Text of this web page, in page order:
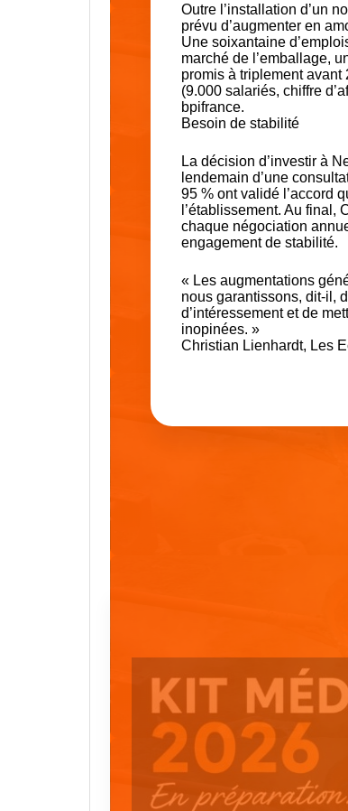
Outre l’installation d’un
prévu d’augmenter en
Une soixantaine
marché de l’emballage,
promis à triplement avant
(9.000 salariés, chiffre
bpifrance.
Besoin de stabilité
La décision d’investir à
lendemain d’une
95 % ont validé l’accord
l’établissement. Au final,
chaque négociation
engagement de stabilité.
« Les augmentations
nous garantissons, dit-il,
d’intéressement et de
inopinées. »
Christian Lienhardt, Les